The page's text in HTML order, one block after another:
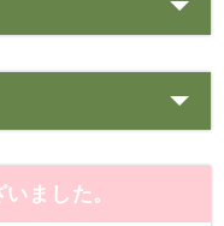
ました。